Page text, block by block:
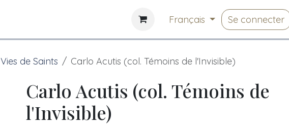
Français Se connecter
Vies de Saints Carlo Acutis (col. Témoins de l'Invisible)
Carlo Acutis (col. Témoins de
l'Invisible)